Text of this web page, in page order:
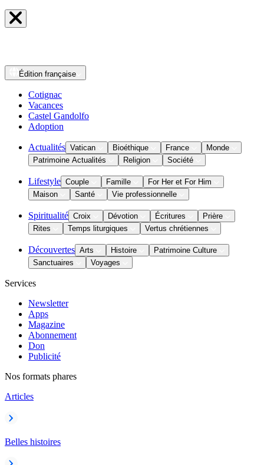
Édition française
Cotignac
Vacances
Castel Gandolfo
Adoption
Actualités Vatican Bioéthique France
Monde
Patrimoine Actualités
Religion Société
Lifestyle Couple Famille
For Her et For Him
Maison
Santé Vie professionnelle
Spiritualité Croix Dévotion Écritures
Prière
Rites
Temps liturgiques Vertus chrétiennes
Découvertes Arts Histoire
Patrimoine Culture
Sanctuaires
Voyages
Services
Newsletter
Apps
Magazine
Abonnement
Don
Publicité
Nos formats phares
Articles
Belles histoires